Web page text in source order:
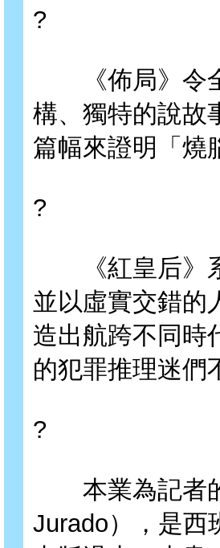
?
《佈局》令全
構、獨特的說故
篇幅來證明「燒
?
《紅皇后》系
並以虛實交錯的
造出航跨不同時
的犯罪推理迷們
?
本業為記者的
Jurado），是西